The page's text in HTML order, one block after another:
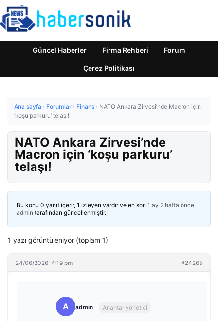
Güncel Haberler Firma Rehberi Forum
Çerez Politikası
Ana sayfa › Forumlar › Finans › NATO Ankara Zirvesi’nde Macron için
‘koşu parkuru’ telaşı!
NATO Ankara Zirvesi’nde
Macron için ‘koşu parkuru’
telaşı!
Bu konu 0 yanıt içerir, 1 izleyen vardır ve en son 1 ay 2 hafta önce
admin tarafından güncellenmiştir.
1 yazı görüntüleniyor (toplam 1)
24/06/2026: 4:19 pm #24265
A admin Anahtar yönetici